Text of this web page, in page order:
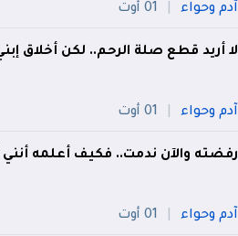
آدم وحواء 01 أوت
لا أريد قطع صلة الرحم.. لكن أخلاق
آدم وحواء 01 أوت
رفضته والآن ندمت.. فكيف أعلمه أنني
آدم وحواء 01 أوت